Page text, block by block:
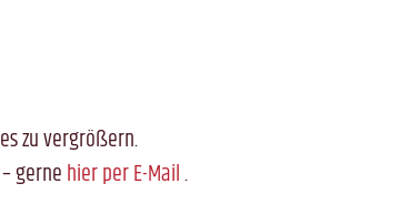
zu vergrößern.
gernehier per E-Mail.